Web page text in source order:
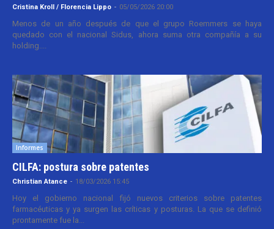
Cristina Kroll / Florencia Lippo - 05/05/2026 20:00
Menos de un año después de que el grupo Roemmers se haya
quedado con el nacional Sidus, ahora suma otra compañía a su
holding....
Informes
CILFA: postura sobre patentes
Christian Atance - 18/03/2026 15:45
Hoy el gobierno nacional fijó nuevos criterios sobre patentes
farmacéuticas y ya surgen las críticas y posturas. La que se definió
prontamente fue la...